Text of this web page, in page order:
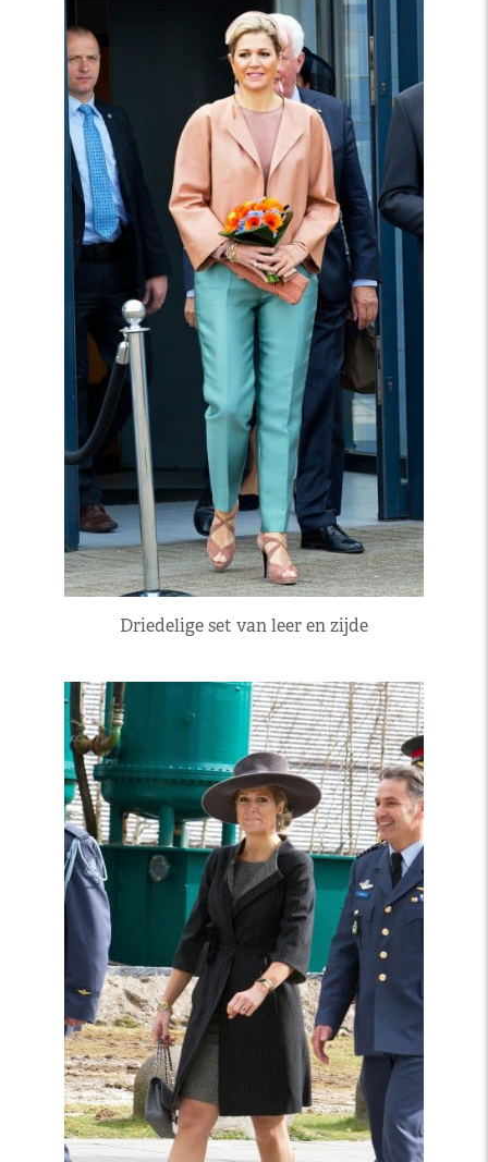
Driedelige set van leer en zijde